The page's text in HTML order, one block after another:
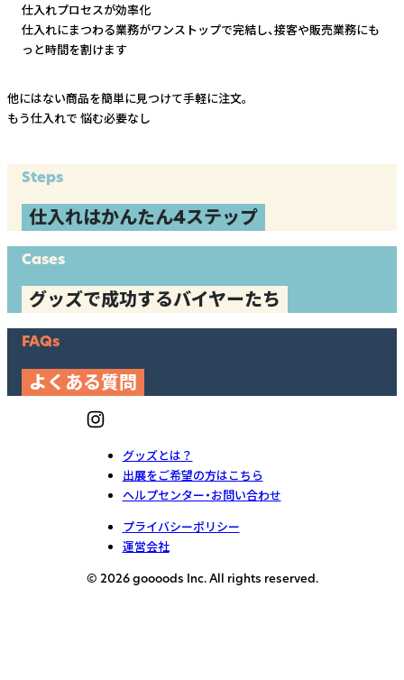
仕入れプロセスが効率化
仕入れにまつわる業務がワンストップで完結し、接客や販売業務にも
っと時間を割けます
他にはない商品を簡単に見つけて手軽に注文。
もう仕入れで 悩む必要なし
Steps
仕入れはかんたん4ステップ
Cases
グッズで成功するバイヤーたち
FAQs
よくある質問
グッズとは？
出展をご希望の方はこちら
ヘルプセンター・お問い合わせ
プライバシーポリシー
運営会社
© 2026 goooods Inc. All rights reserved.